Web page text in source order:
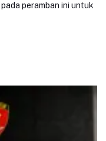
peramban ini untuk